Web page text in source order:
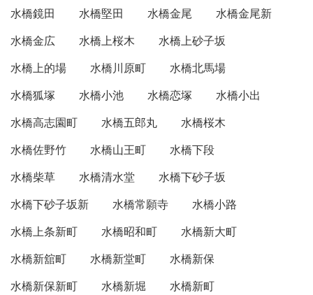
水橋鏡田
水橋堅田 水橋金尾
水橋金尾新
水橋金広
水橋上桜木
水橋上砂子坂
水橋上的場
水橋川原町
水橋北馬場
水橋狐塚
水橋小池 水橋恋塚
水橋小出
水橋高志園町
水橋五郎丸
水橋桜木
水橋佐野竹
水橋山王町
水橋下段
水橋柴草
水橋清水堂
水橋下砂子坂
水橋下砂子坂新
水橋常願寺
水橋小路
水橋上条新町
水橋昭和町
水橋新大町
水橋新舘町
水橋新堂町
水橋新保
水橋新保新町
水橋新堀
水橋新町